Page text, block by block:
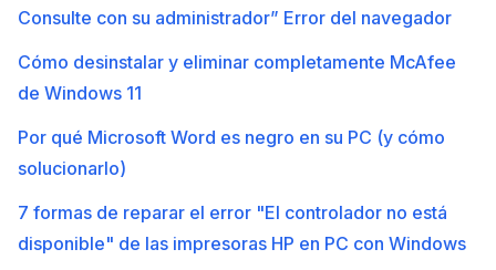
Consulte con su administrador” Error del navegador
Cómo desinstalar y eliminar completamente McAfee
de Windows 11
Por qué Microsoft Word es negro en su PC (y cómo
solucionarlo)
7 formas de reparar el error "El controlador no está
disponible" de las impresoras HP en PC con Windows